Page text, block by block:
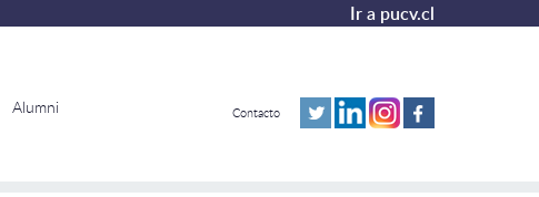
Ir a pucv.cl
Alumni Contacto